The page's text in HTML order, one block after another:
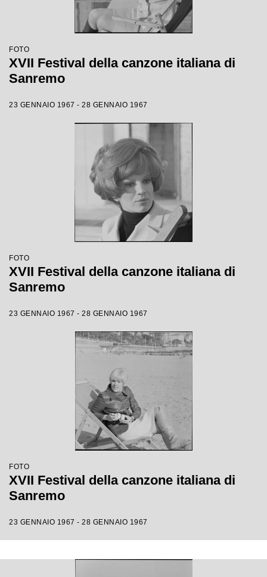
FOTO
XVII Festival della canzone italiana di
Sanremo
23 GENNAIO 1967 - 28 GENNAIO 1967
FOTO
XVII Festival della canzone italiana di
Sanremo
23 GENNAIO 1967 - 28 GENNAIO 1967
FOTO
XVII Festival della canzone italiana di
Sanremo
23 GENNAIO 1967 - 28 GENNAIO 1967